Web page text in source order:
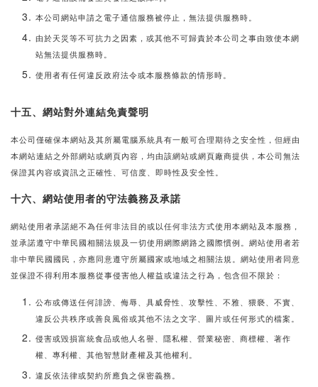
本公司網站申請之電子通信服務被停止，無法提供服務時。
由於天災等不可抗力之因素，或其他不可歸責於本公司之事由致使本網
站無法提供服務時。
使用者有任何違反政府法令或本服務條款的情形時。
十五、網站對外連結免責聲明
本公司僅確保本網站及其所屬電腦系統具有一般可合理期待之安全性，但經由
本網站連結之外部網站或網頁內容，均由該網站或網頁廠商提供，本公司無法
保證其內容或資訊之正確性、可信度、即時性及安全性。
十六、網站使用者的守法義務及承諾
網站使用者承諾絕不為任何非法目的或以任何非法方式使用本網站及本服務，
並承諾遵守中華民國相關法規及一切使用網際網路之國際慣例。網站使用者若
非中華民國國民，亦應同意遵守所屬國家或地域之相關法規。網站使用者同意
並保證不得利用本服務從事侵害他人權益或違法之行為，包含但不限於：
公布或傳送任何誹謗、侮辱、具威脅性、攻擊性、不雅、猥褻、不實、
違反公共秩序或善良風俗或其他不法之文字、圖片或任何形式的檔案。
侵害或毀損富統食品或他人名譽、隱私權、營業秘密、商標權、著作
權、專利權、其他智慧財產權及其他權利。
違反依法律或契約所應負之保密義務。